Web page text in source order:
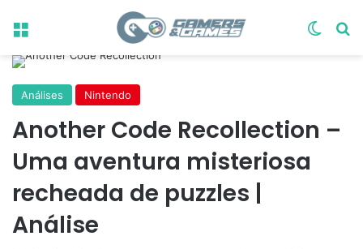
Menu
Análises Nintendo
Another Code Recollection –
Uma aventura misteriosa
recheada de puzzles |
Análise